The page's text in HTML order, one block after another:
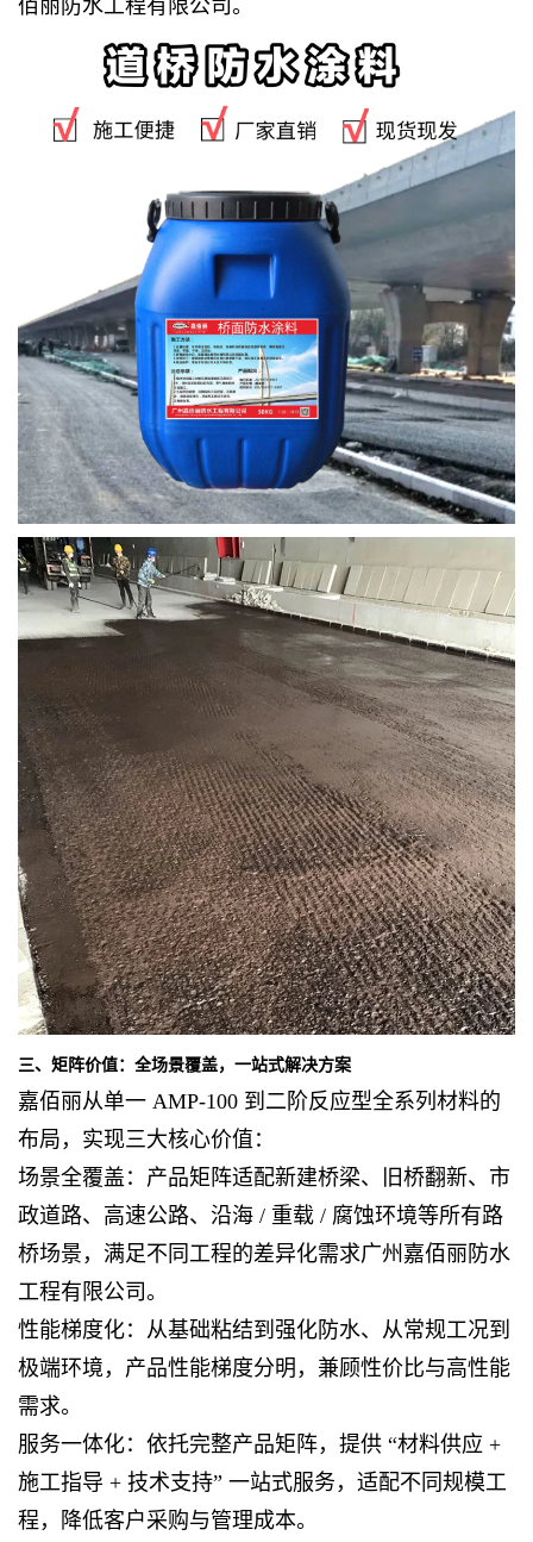
佰丽防水工程有限公司。
三、矩阵价值：全场景覆盖，一站式解决方案
嘉佰丽从单一 AMP-100 到二阶反应型全系列材料的
布局，实现三大核心价值：
场景全覆盖：产品矩阵适配新建桥梁、旧桥翻新、市
政道路、高速公路、沿海 / 重载 / 腐蚀环境等所有路
桥场景，满足不同工程的差异化需求广州嘉佰丽防水
工程有限公司。
性能梯度化：从基础粘结到强化防水、从常规工况到
极端环境，产品性能梯度分明，兼顾性价比与高性能
需求。
服务一体化：依托完整产品矩阵，提供 “材料供应 +
施工指导 + 技术支持” 一站式服务，适配不同规模工
程，降低客户采购与管理成本。